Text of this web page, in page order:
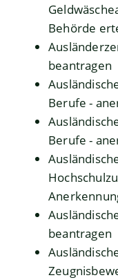
Behörde
beantragen
Berufe -
Berufe -
beantragen